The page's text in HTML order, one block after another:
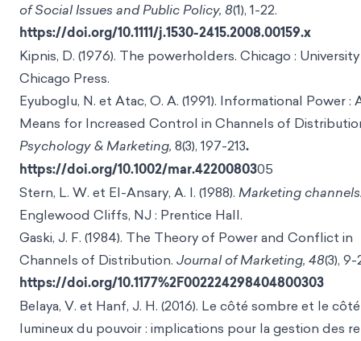
of Social Issues and Public Policy, 8(1), 1-22.
https://doi.org/10.1111/j.1530-2415.2008.00159.x
Kipnis, D. (1976). The powerholders. Chicago :
Chicago Press.
Eyuboglu, N. et Atac, O. A. (1991). Informational Power :
Means for Increased Control in Channels of
Psychology & Marketing, 8(3), 197-213.
https://doi.org/10.1002/mar.4220080305
Stern, L. W. et El-Ansary, A. I. (1988). Marketing
Englewood Cliffs, NJ : Prentice Hall.
Gaski, J. F. (1984). The Theory of Power and Conflict in
Channels of Distribution. Journal of Marketing, 48(3), 9-
https://doi.org/10.1177%2F002224298404800303
Belaya, V. et Hanf, J. H. (2016). Le côté sombre et le côté
lumineux du pouvoir : implications pour la gestion des